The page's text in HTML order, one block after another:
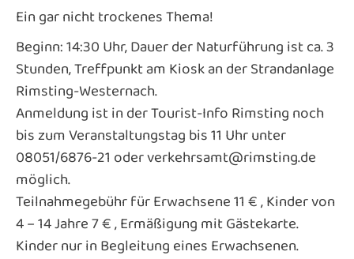
Ein gar nicht trockenes Thema!
Beginn: 14:30 Uhr, Dauer der Naturführung ist ca. 3
Stunden, Treffpunkt am Kiosk an der Strandanlage
Rimsting-Westernach.
Anmeldung ist in der Tourist-Info Rimsting noch
bis zum Veranstaltungstag bis 11 Uhr unter
08051/6876-21 oder verkehrsamt@rimsting.de
möglich.
Teilnahmegebühr für Erwachsene 11 € , Kinder von
4 – 14 Jahre 7 € , Ermäßigung mit Gästekarte.
Kinder nur in Begleitung eines Erwachsenen.